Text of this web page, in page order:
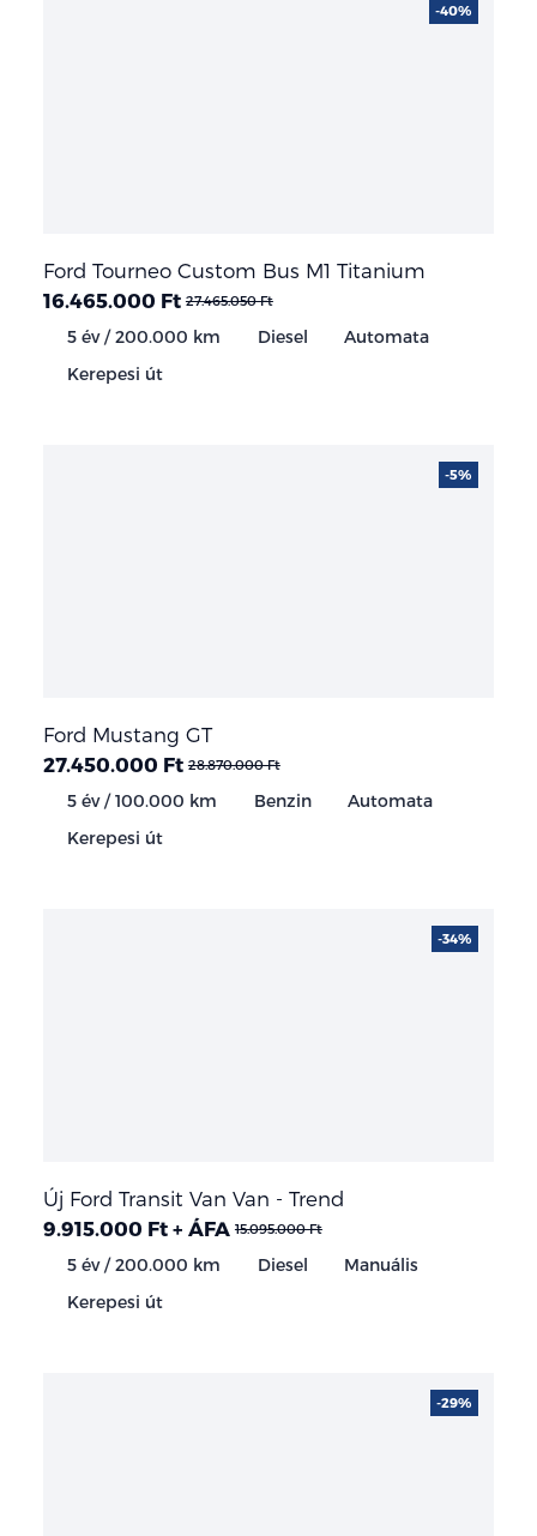
Ford Tourneo Custom Bus M1 Titanium
16.465.000 Ft 27.465.050 Ft
5 év / 200.000 km Diesel
Automata
Kerepesi út
-40%
Ford Mustang GT
27.450.000 Ft 28.870.000 Ft
5 év / 100.000 km Benzin
Automata
Kerepesi út
-5%
Új Ford Transit Van Van - Trend
9.915.000 Ft + ÁFA 15.095.000 Ft
5 év / 200.000 km Diesel
Manuális
Kerepesi út
-34%
-29%